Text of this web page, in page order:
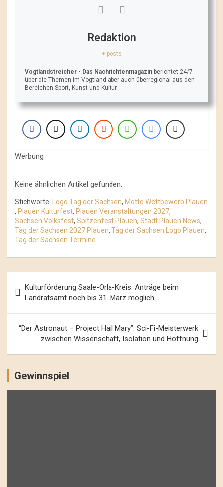
Redaktion
+ posts
Vogtlandstreicher - Das Nachrichtenmagazin berichtet 24/7
über die Themen im Vogtland aber auch überregional aus den
Bereichen Sport, Kunst und Kultur.
Werbung
Keine ähnlichen Artikel gefunden.
Stichworte: Logo Tag der Sachsen, Motto Wettbewerb Plauen
, Plauen Kulturfest, Plauen Veranstaltungen 2027,
Sachsen Volksfest, Spitzenfest Plauen, Stadt Plauen News,
Tag der Sachsen 2027 Plauen, Tag der Sachsen Logo Plauen,
Tag der Sachsen Termine
Navigation
Kulturförderung Saale-Orla-Kreis: Anträge beim
Landratsamt noch bis 31. März möglich
“Der Astronaut – Project Hail Mary”: Sci-Fi-Meisterwerk
zwischen Wissenschaft, Isolation und Hoffnung
Gewinnspiel